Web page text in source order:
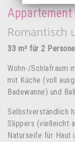
Appartement
Romantisch
33 m² für 2
Wohn-/Schlafraum
mit Küche (voll
Badewanne) und
Selbstverständlich
Slippers (vielleicht
Naturseife für Haut